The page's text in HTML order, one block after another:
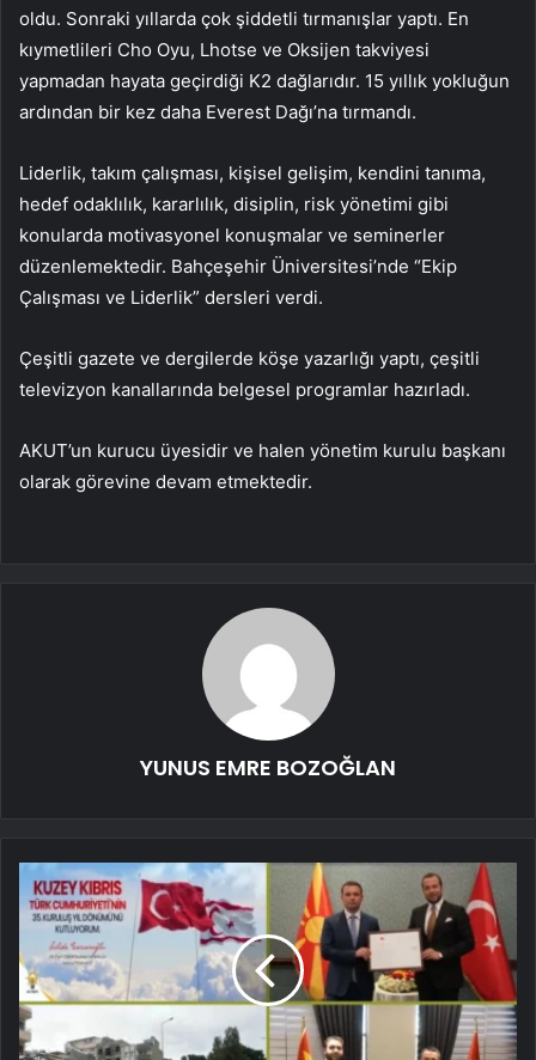
oldu. Sonraki yıllarda çok şiddetli tırmanışlar yaptı. En
kıymetlileri Cho Oyu, Lhotse ve Oksijen takviyesi
yapmadan hayata geçirdiği K2 dağlarıdır. 15 yıllık yokluğun
ardından bir kez daha Everest Dağı’na tırmandı.
Liderlik, takım çalışması, kişisel gelişim, kendini tanıma,
hedef odaklılık, kararlılık, disiplin, risk yönetimi gibi
konularda motivasyonel konuşmalar ve seminerler
düzenlemektedir. Bahçeşehir Üniversitesi’nde “Ekip
Çalışması ve Liderlik” dersleri verdi.
Çeşitli gazete ve dergilerde köşe yazarlığı yaptı, çeşitli
televizyon kanallarında belgesel programlar hazırladı.
AKUT’un kurucu üyesidir ve halen yönetim kurulu başkanı
olarak görevine devam etmektedir.
YUNUS EMRE BOZOĞLAN